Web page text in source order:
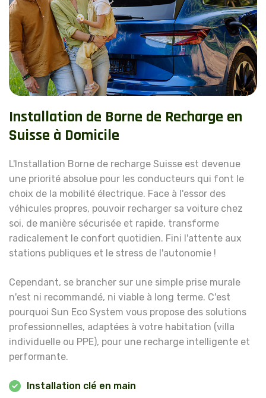
Installation de Borne de Recharge en
Suisse à Domicile
L'Installation Borne de recharge Suisse est devenue
une priorité absolue pour les conducteurs qui font le
choix de la mobilité électrique. Face à l'essor des
véhicules propres, pouvoir recharger sa voiture chez
soi, de manière sécurisée et rapide, transforme
radicalement le confort quotidien. Fini l'attente aux
stations publiques et le stress de l'autonomie !
Cependant, se brancher sur une simple prise murale
n'est ni recommandé, ni viable à long terme. C'est
pourquoi Sun Eco System vous propose des solutions
professionnelles, adaptées à votre habitation (villa
individuelle ou PPE), pour une recharge intelligente et
performante.
Installation clé en main